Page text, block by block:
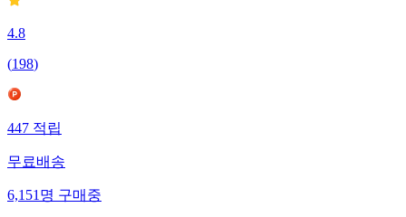
4.8
(198)
447 적립
무료배송
6,151 명 구매중